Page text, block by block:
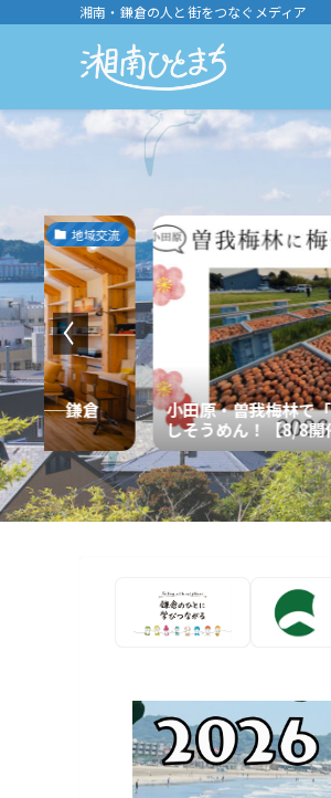
湘南・鎌倉の人と街をつなぐメディア
農業・漁業
し」体験＆流
【カミオカ不動産コ
こう！